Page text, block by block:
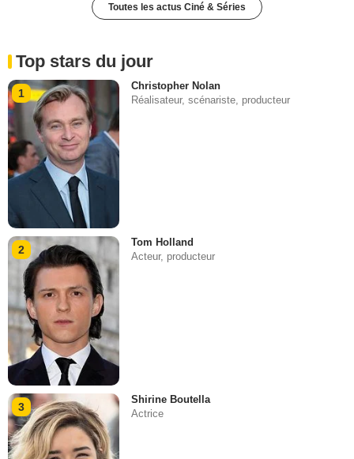
Toutes les actus Ciné & Séries
Top stars du jour
1
Christopher Nolan
Réalisateur, scénariste, producteur
2
Tom Holland
Acteur, producteur
3
Shirine Boutella
Actrice